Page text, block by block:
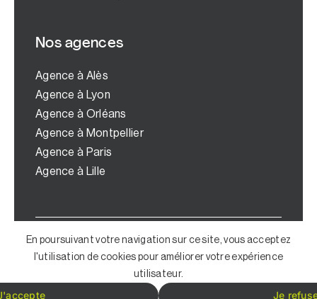
Nos agences
Agence à Alès
Agence à Lyon
Agence à Orléans
Agence à Montpellier
Agence à Paris
Agence à Lille
© Copyright 2024 | Tous droits réservés |
Mentions légales |Politique de
| Lovingly designed by
Digital4All
En poursuivant votre navigation sur ce site, vous acceptez
l'utilisation de cookies pour améliorer votre expérience
utilisateur.
Je